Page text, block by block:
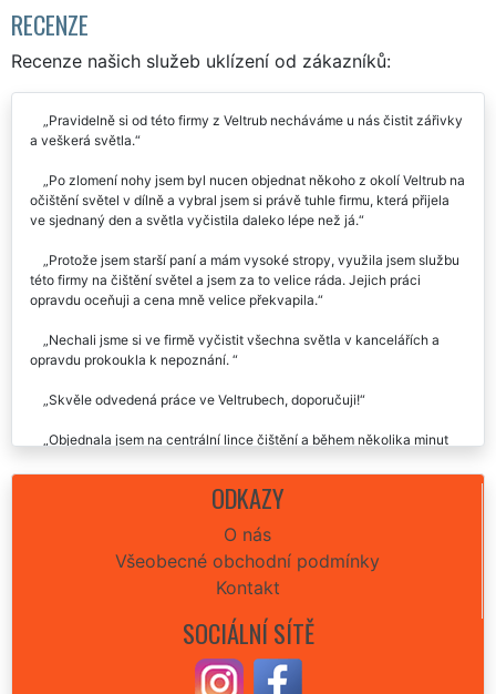
RECENZE
Recenze našich služeb uklízení od zákazníků:
Pravidelně si od této firmy z Veltrub necháváme u nás čistit zářivky
a veškerá světla.
očištění světel v dílně a vybral jsem si právě tuhle firmu, která přijela
ve sjednaný den a světla vyčistila daleko lépe než já.
této firmy na čištění světel a jsem za to velice ráda. Jejich práci
opravdu oceňuji a cena mně velice překvapila.
Nechali jsme si ve firmě vyčistit všechna světla v kancelářích a
Objednala jsem na centrální lince čištění a během několika minut
den. Takhle rychlý servis jsem nečekala. Úklid byl parádní.
ODKAZY
O nás
Všeobecné obchodní podmínky
Kontakt